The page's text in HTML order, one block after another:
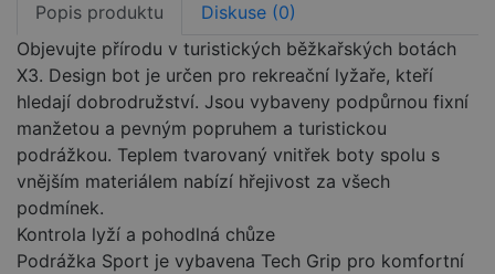
Popis produktu
Diskuse (0)
Objevujte přírodu v turistických běžkařských botách
X3. Design bot je určen pro rekreační lyžaře, kteří
hledají dobrodružství. Jsou vybaveny podpůrnou fixní
manžetou a pevným popruhem a turistickou
podrážkou. Teplem tvarovaný vnitřek boty spolu s
vnějším materiálem nabízí hřejivost za všech
podmínek.
Kontrola lyží a pohodlná chůze
Podrážka Sport je vybavena Tech Grip pro komfortní